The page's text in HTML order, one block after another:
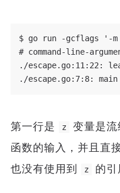
$ go run -gcflags '-
# command-line-
./escape.go:11:22:
第一行是 z
变量是
函数的输入，并且直
也没有使用到
z 的引